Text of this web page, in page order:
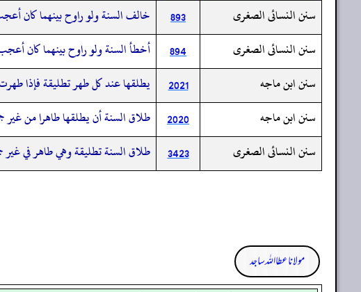
سنن النسائى الصغرى
893
خالف السنة ولو راوح بينهما كان
سنن النسائى الصغرى
894
أخطأ السنة ولو راوح بينهما كان
سنن ابن ماجه
2021
يطلقها عند كل طهر تطليقة فإذا
سنن ابن ماجه
2020
طلاق السنة أن يطلقها طاهرا من غير
سنن النسائى الصغرى
3423 طلاق السنة تطليقة وهي طاهر في
مولانا عطا اللہ ساجد